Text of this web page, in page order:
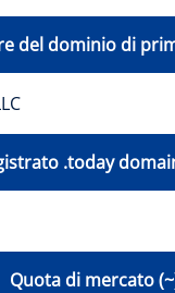
del dominio di
.today
Quota di mercato